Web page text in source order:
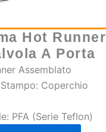
Hot Runner
A Porta
Assemblato
Coperchio
PFA (serie Teflon)